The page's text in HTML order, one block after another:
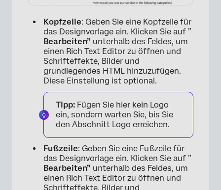
×
Kopfzeile: Geben Sie eine Kopfzeile für
das Designvorlage ein. Klicken Sie auf ”
Bearbeiten” unterhalb des Feldes, um
einen Rich Text Editor zu öffnen und
Schrifteffekte, Bilder und
grundlegendes HTML hinzuzufügen.
Diese Einstellung ist optional.
Tipp: Fügen Sie hier kein Logo
ein, sondern warten Sie, bis Sie
den Abschnitt Logo erreichen.
Fußzeile: Geben Sie eine Fußzeile für
das Designvorlage ein. Klicken Sie auf ”
Bearbeiten” unterhalb des Feldes, um
einen Rich Text Editor zu öffnen und
Schrifteffekte, Bilder und